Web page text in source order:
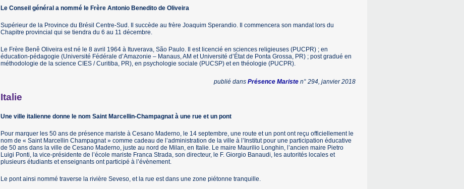
Le Conseil général a nommé le Frère Antonio Benedito de Oliveira
Supérieur de la Province du Brésil Centre-Sud. Il succède au frère Joaquim Sperandio. Il commencera son mandat lors du
Chapitre provincial qui se tiendra du 6 au 11 décembre.
Le Frère Benê Oliveira est né le 8 avril 1964 à Ituverava, São Paulo. Il est licencié en sciences religieuses (PUCPR) ; en
éducation-pédagogie (Université Fédérale d’Amazonie – Manaus, AM et Université d’État de Ponta Grossa, PR) ; post gradué en
méthodologie de la science CIES / Curitiba, PR), en psychologie sociale (PUCSP) et en théologie (PUCPR).
publié dansPrésence Mariste n° 294, janvier 2018
Italie
Une ville italienne donne le nom Saint Marcellin-Champagnat à une rue et un pont
Pour marquer les 50 ans de présence mariste à Cesano Maderno, le 14 septembre, une route et un pont ont reçu officiellement le
nom de « Saint Marcellin Champagnat » comme cadeau de l’administration de la ville à l’Institut pour une participation éducative
de 50 ans dans la ville de Cesano Maderno, juste au nord de Milan, en Italie. Le maire Maurilio Longhin, l’ancien maire Pietro
Luigi Ponti, la vice-présidente de l’école mariste Franca Strada, son directeur, le F. Giorgio Banaudi, les autorités locales et
plusieurs étudiants et enseignants ont participé à l’évènement.
Le pont ainsi nommé traverse la rivière Seveso, et la rue est dans une zone piétonne tranquille.